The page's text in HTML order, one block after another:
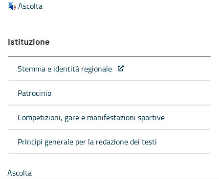
Ascolta
Istituzione
Stemma e identità regionale
Patrocinio
Competizioni, gare e manifestazioni sportive
Principi generale per la redazione dei testi
Ascolta